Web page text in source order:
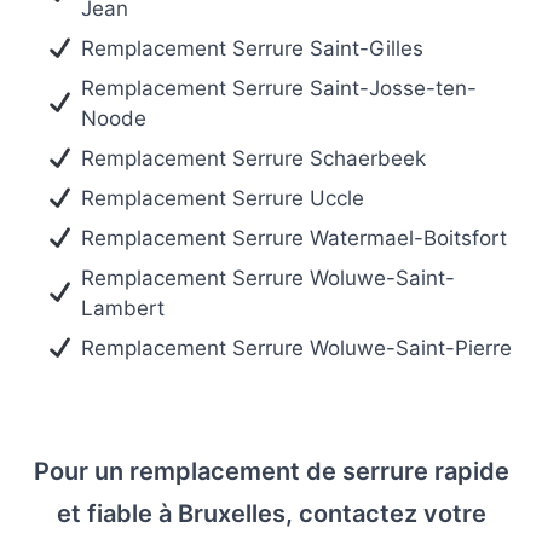
Jean
Remplacement Serrure Saint-Gilles
Remplacement Serrure Saint-Josse-ten-
Noode
Remplacement Serrure Schaerbeek
Remplacement Serrure Uccle
Remplacement Serrure Watermael-Boitsfort
Remplacement Serrure Woluwe-Saint-
Lambert
Remplacement Serrure Woluwe-Saint-Pierre
Pour un remplacement de serrure rapide
et fiable à Bruxelles, contactez votre